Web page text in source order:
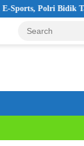
Polri Bidik Talenta